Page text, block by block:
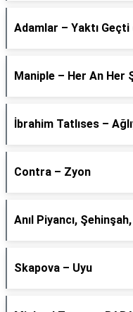
Adamlar – Yaktı
Maniple – Her An Her
İbrahim Tatlıses –
Contra – Zyon
Anıl Piyancı,
Skapova – Uyu